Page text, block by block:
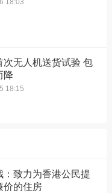
次无人机送货试验 包
降
18:15
：致力为香港公民提
价的住房